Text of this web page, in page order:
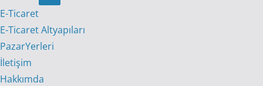
E-Ticaret
E-Ticaret Altyapıları
PazarYerleri
İletişim
Hakkımda